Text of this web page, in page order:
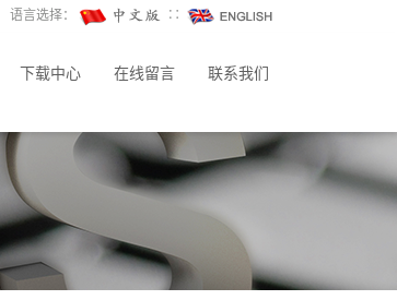
语言选择： ∷
下载中心 在线留言 联系我们